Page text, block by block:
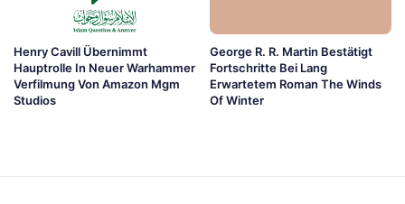
Henry Cavill Übernimmt
Hauptrolle In Neuer Warhammer
Verfilmung Von Amazon Mgm
Studios
George R. R. Martin Bestätigt
Fortschritte Bei Lang
Erwartetem Roman The Winds
Of Winter